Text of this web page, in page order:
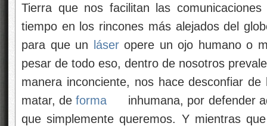
Tierra que nos facilitan las
tiempo en los rincones más alejados del
para que un
láseropere un ojo humano o
pesar de todo eso, dentro de nosotros
manera inconciente, nos hace desconfiar
matar, deforma
inhumana, por defender
que simplemente queremos. Y mientras